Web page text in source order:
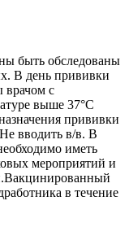
быть обследованы
В день прививки
врачом с
выше 37°С
прививки
Не вводить в/в. В
иметь
мероприятий и
в течение